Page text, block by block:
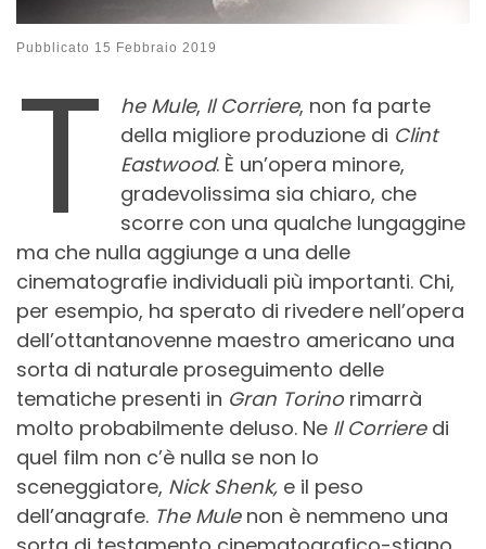
Pubblicato 15 Febbraio 2019
T he Mule, Il Corriere, non fa parte
della migliore produzione di Clint
Eastwood. È un’opera minore,
gradevolissima sia chiaro, che
scorre con una qualche lungaggine
ma che nulla aggiunge a una delle
cinematografie individuali più importanti. Chi,
per esempio, ha sperato di rivedere nell’opera
dell’ottantanovenne maestro americano una
sorta di naturale proseguimento delle
tematiche presenti in Gran Torino rimarrà
molto probabilmente deluso. Ne Il Corrieredi
quel film non c’è nulla se non lo
sceneggiatore, Nick Shenk, e il peso
dell’anagrafe. The Mulenon è nemmeno una